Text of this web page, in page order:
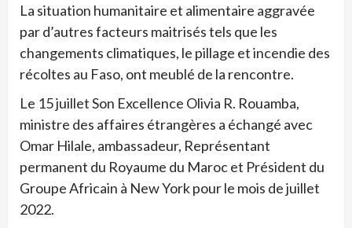
La situation humanitaire et alimentaire aggravée
par d’autres facteurs maitrisés tels que les
changements climatiques, le pillage et incendie des
récoltes au Faso, ont meublé de la rencontre.
Le 15 juillet Son Excellence Olivia R. Rouamba,
ministre des affaires étrangères a échangé avec
Omar Hilale, ambassadeur, Représentant
permanent du Royaume du Maroc et Président du
Groupe Africain à New York pour le mois de juillet
2022.